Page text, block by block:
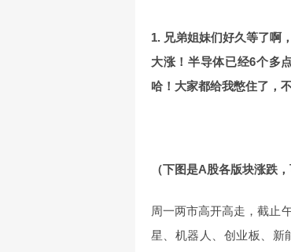
1. 兄弟姐妹们好久等了啊
大涨！半导体已经6个多
哈！大家都给我憋住了，
（下图是A股各版块涨跌
周一两市高开高走，截止
星、机器人、创业板、新